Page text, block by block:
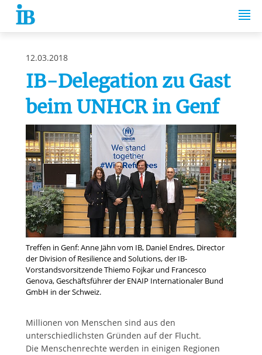
Springe zum Inhalt
12.03.2018
IB-Delegation zu Gast
beim UNHCR in Genf
Treffen in Genf: Anne Jähn vom IB, Daniel Endres, Director
der Division of Resilience and Solutions, der IB-
Vorstandsvorsitzende Thiemo Fojkar und Francesco
Genova, Geschäftsführer der ENAIP Internationaler Bund
GmbH in der Schweiz.
Millionen von Menschen sind aus den
unterschiedlichsten Gründen auf der Flucht.
Die Menschenrechte werden in einigen Regionen